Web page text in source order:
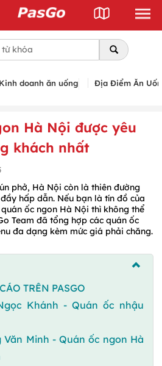
Kinh doanh ăn uống Địa Điểm Ăn
Hà Nội được yêu
khách nhất
phở, Hà Nội còn là thiên đường
hấp dẫn. Nếu bạn là tín đồ của
ốc ngon Hà Nội thì không thể
Team đã tổng hợp các quán ốc
đa dạng kèm mức giá phải chăng.
TRÊN PASGO
Khánh - Quán ốc nhậu
Văn Minh - Quán ốc ngon Hà